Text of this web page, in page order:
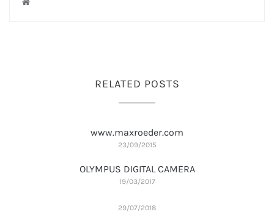
RELATED POSTS
www.maxroeder.com
23/09/2015
OLYMPUS DIGITAL CAMERA
19/03/2017
29/07/2018